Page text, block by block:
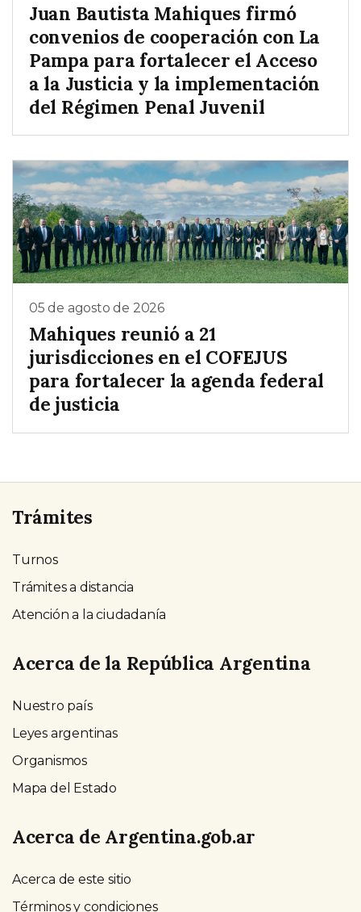
Juan Bautista Mahiques firmó
convenios de cooperación con La
Pampa para fortalecer el Acceso
a la Justicia y la implementación
del Régimen Penal Juvenil
05 de agosto de 2026
Mahiques reunió a 21
jurisdicciones en el COFEJUS
para fortalecer la agenda federal
de justicia
Trámites
Turnos
Trámites a distancia
Atención a la ciudadanía
Acerca de la República Argentina
Nuestro país
Leyes argentinas
Organismos
Mapa del Estado
Acerca de Argentina.gob.ar
Acerca de este sitio
Términos y condiciones